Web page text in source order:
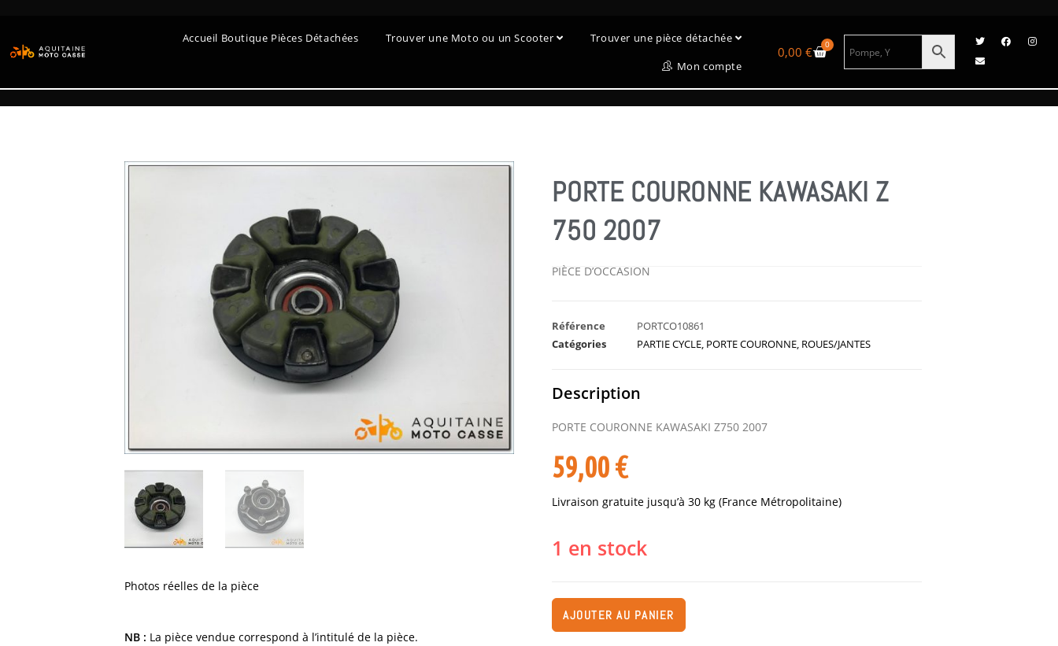
Accueil Boutique Pièces Détachées Trouver une Moto ou un Scooter
Trouver une pièce détachée
Mon compte
0,00 € 0
Photos réelles de la pièce
NB : La pièce vendue correspond à l’intitulé de la pièce.
PORTE COURONNE KAWASAKI Z
750 2007
PIÈCE D’OCCASION
Référence
PORTCO10861
Catégories
PARTIE CYCLE, PORTE COURONNE, ROUES/JANTES
Description
PORTE COURONNE KAWASAKI Z750 2007
59,00€
Livraison gratuite jusqu’à 30 kg (France Métropolitaine)
1 en stock
AJOUTER AU PANIER